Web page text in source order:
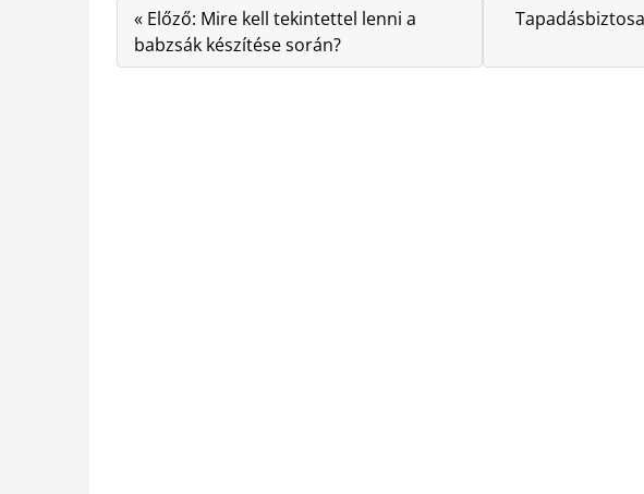
« Előző: Mire kell tekintettel lenni a
babzsák készítése során?